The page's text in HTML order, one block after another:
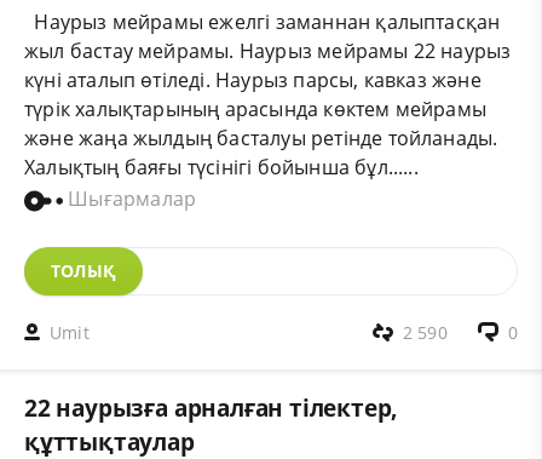
Наурыз мейрамы ежелгі заманнан қалыптасқан
жыл бастау мейрамы. Наурыз мейрамы 22 наурыз
күні аталып өтіледі. Наурыз парсы, кавказ және
түрік халықтарының арасында көктем мейрамы
және жаңа жылдың басталуы ретінде тойланады.
Халықтың баяғы түсінігі бойынша бұл......
Шығармалар
ТОЛЫҚ
Umit 0
2 590
22 наурызға арналған тілектер,
құттықтаулар